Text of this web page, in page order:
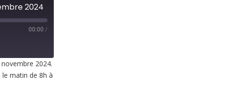
2024
00:00 /
2024.
le matin de 8h à